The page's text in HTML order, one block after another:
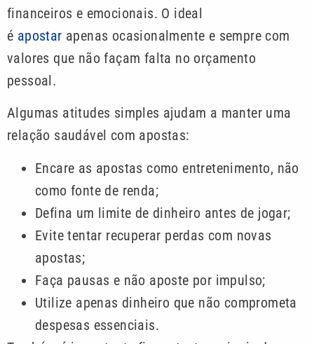
financeiros e emocionais. O ideal
é apostar apenas ocasionalmente e sempre com
valores que não façam falta no orçamento
pessoal.
Algumas atitudes simples ajudam a manter uma
relação saudável com apostas:
Encare as apostas como entretenimento, não
como fonte de renda;
Defina um limite de dinheiro antes de jogar;
Evite tentar recuperar perdas com novas
apostas;
Faça pausas e não aposte por impulso;
Utilize apenas dinheiro que não comprometa
despesas essenciais.